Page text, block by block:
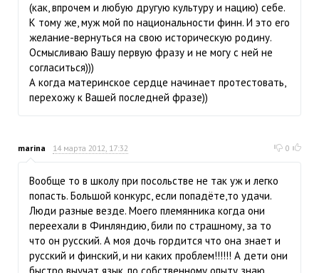
(как, впрочем и любую другую культуру и нацию) себе.
К тому же, муж мой по национальности финн. И это его
желание-вернуться на свою историческую родину.
Осмысливаю Вашу первую фразу и не могу с ней не
согласиться)))
А когда материнское сердце начинает протестовать,
перехожу к Вашей последней фразе))
marina 14 марта 2012, 17:32 0
Вообще то в школу при посольстве не так уж и легко
попасть. Большой конкурс, если попадёте,то удачи.
Люди разные везде. Моего племянника когда они
переехали в Финляндию, били по страшному, за то
что он русский. А моя дочь гордится что она знает и
русский и финский, и ни каких проблем!!!!!! А дети они